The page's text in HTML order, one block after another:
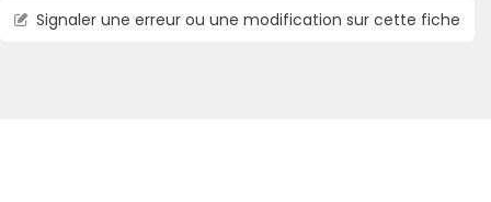
Signaler une erreur ou une modification sur cette fiche